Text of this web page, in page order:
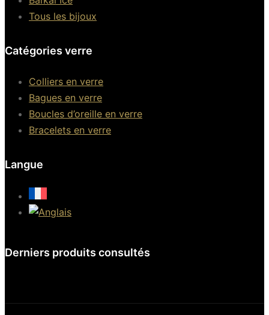
Tous les bijoux
Catégories verre
Colliers en verre
Bagues en verre
Boucles d’oreille en verre
Bracelets en verre
Langue
Derniers produits consultés